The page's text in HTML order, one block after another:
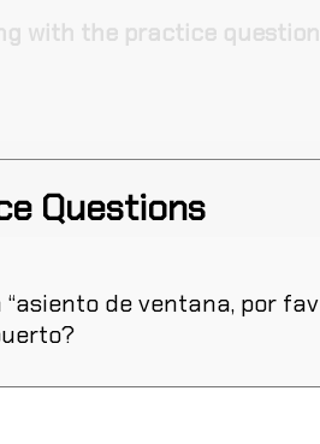
with the practice
Questions
de ventana, por